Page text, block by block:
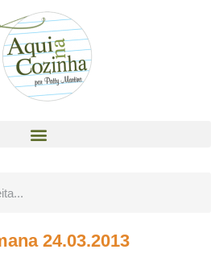
24.03.2013